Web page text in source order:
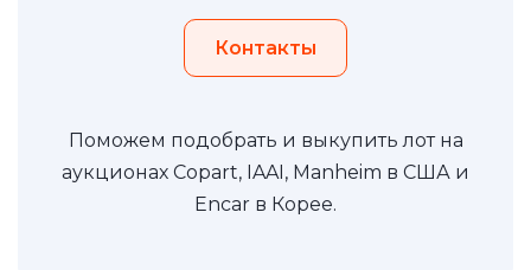
Контакты
Поможем подобрать и выкупить лот на
аукционах Copart, IAAI, Manheim в США и
Encar в Корее.